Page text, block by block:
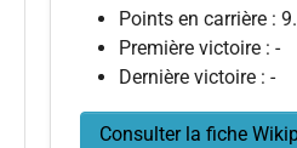
Points en carrière :
Première victoire : -
Dernière victoire : -
Consulter la fiche